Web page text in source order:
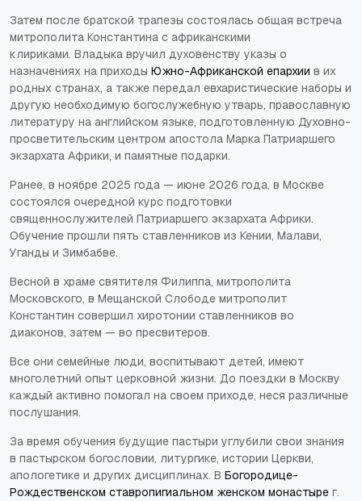
Затем после братской трапезы состоялась общая встреча
митрополита Константина с африканскими
клириками. Владыка вручил духовенству указы о
назначениях на приходы Южно-Африканской епархии в их
родных странах, а также передал евхаристические наборы и
другую необходимую богослужебную утварь, православную
литературу на английском языке, подготовленную Духовно-
просветительским центром апостола Марка Патриаршего
экзархата Африки, и памятные подарки.
Ранее, в ноябре 2025 года — июне 2026 года, в Москве
состоялся очередной курс подготовки
священнослужителей Патриаршего экзархата Африки.
Обучение прошли пять ставленников из Кении, Малави,
Уганды и Зимбабве.
Весной в храме святителя Филиппа, митрополита
Московского, в Мещанской Слободе митрополит
Константин совершил хиротонии ставленников во
диаконов, затем — во пресвитеров.
Все они семейные люди, воспитывают детей, имеют
многолетний опыт церковной жизни. До поездки в Москву
каждый активно помогал на своем приходе, неся различные
послушания.
За время обучения будущие пастыри углубили свои знания
в пастырском богословии, литургике, истории Церкви,
апологетике и других дисциплинах. В Богородице-
Рождественском ставропигиальном женском монастыре г.